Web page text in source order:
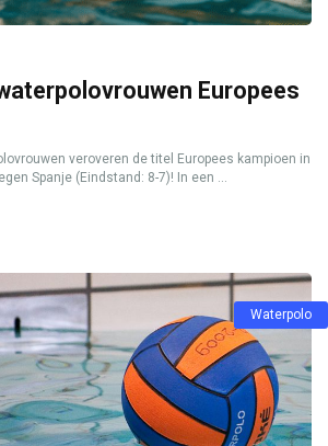
Europees
veroveren de titel Europees kampioen in
Spanje (Eindstand: 8-7)! In een ...
Waterpolo